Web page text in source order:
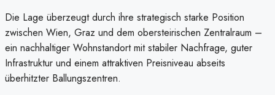
Die Lage überzeugt durch ihre strategisch starke Position
zwischen Wien, Graz und dem obersteirischen Zentralraum –
ein nachhaltiger Wohnstandort mit stabiler Nachfrage, guter
Infrastruktur und einem attraktiven Preisniveau abseits
überhitzter Ballungszentren.